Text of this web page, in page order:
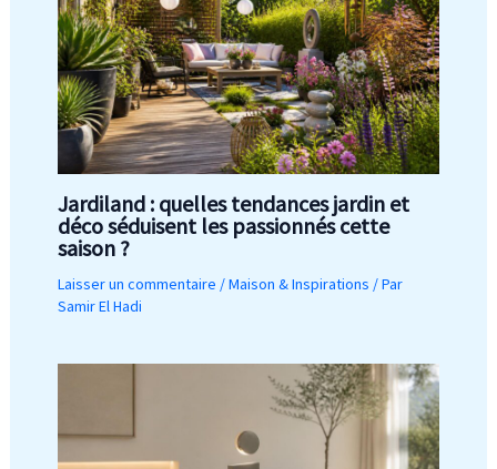
Jardiland : quelles tendances jardin et
déco séduisent les passionnés cette
saison ?
Laisser un commentaire /Maison & Inspirations / Par
Samir El Hadi